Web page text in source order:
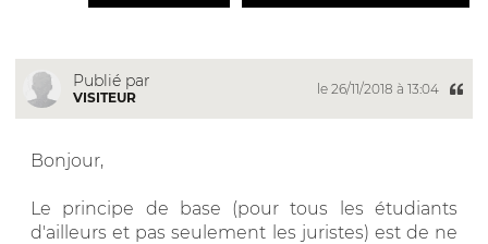
Publié par
VISITEUR
le 26/11/2018 à 13:04
Bonjour,
Le principe de base (pour tous les étudiants
d'ailleurs et pas seulement les juristes) est de ne